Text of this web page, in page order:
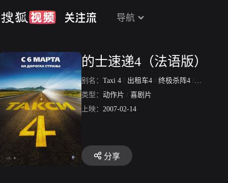
导航
的士速递4（法语版）
别名： Taxi 4 / 出租车4 / 终极杀阵4 / 的士速逮
类型： 动作片 / 喜剧片
上映： 2007-02-14
分享